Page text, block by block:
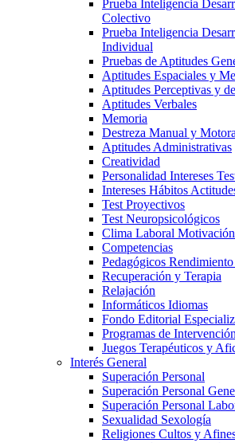
Prueba Inteligencia
Colectivo
Prueba Inteligencia
Individual
Pruebas de Aptitudes
Aptitudes Espaciales y
Aptitudes Perceptivas y
Aptitudes Verbales
Memoria
Destreza Manual y Motora
Aptitudes Administrativas
Creatividad
Personalidad Intereses
Intereses Hábitos
Test Proyectivos
Test Neuropsicológicos
Clima Laboral
Competencias
Pedagógicos
Recuperación y Terapia
Relajación
Informáticos Idiomas
Fondo Editorial
Programas de
Juegos Terapéuticos y
Interés General
Superación Personal
Superación Personal
Superación Personal
Sexualidad Sexología
Religiones Cultos y